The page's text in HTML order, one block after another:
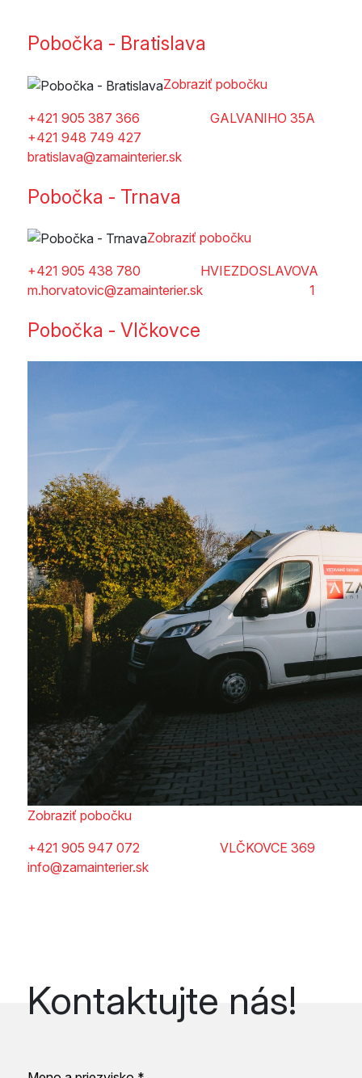
Pobočka - Bratislava
Zobraziť pobočku
+421 905 387 366
+421 948 749 427
bratislava@zamainterier.sk
GALVANIHO 35A
Pobočka - Trnava
Zobraziť pobočku
+421 905 438 780
m.horvatovic@zamainterier.sk
HVIEZDOSLAVOVA
1
Pobočka - Vlčkovce
Zobraziť pobočku
+421 905 947 072
info@zamainterier.sk
VLČKOVCE 369
Kontaktujte nás!